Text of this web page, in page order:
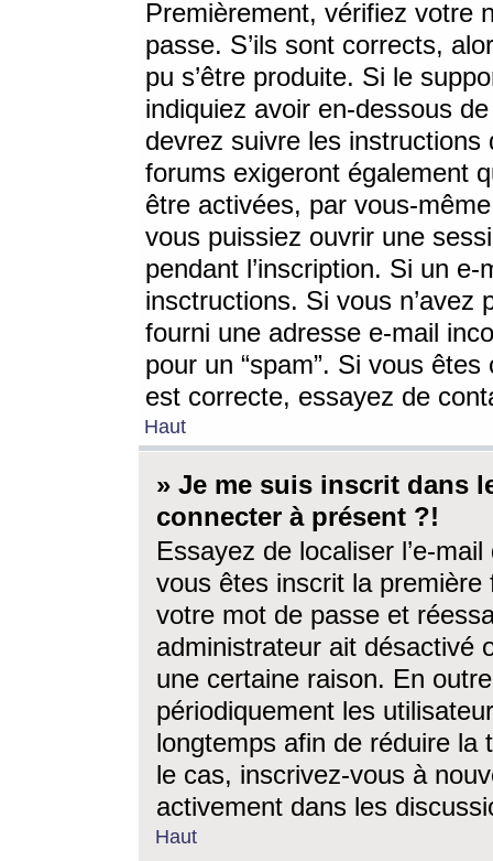
Premièrement, vérifiez votre
passe. S’ils sont corrects,
pu s’être produite. Si le
indiquiez avoir en-dessous
devrez suivre les
forums exigeront également
être activées, par vous-
vous puissiez ouvrir une
pendant l’inscription. Si un
insctructions. Si vous n’avez
fourni une adresse e-mail
pour un “spam”. Si vous
est correcte, essayez de
Haut
» Je me suis inscrit dans
connecter à présent ?!
Essayez de localiser l’e-
vous êtes inscrit la première
votre mot de passe et
administrateur ait désactivé
une certaine raison. En
périodiquement les
longtemps afin de réduire la
le cas, inscrivez-vous à
activement dans les
Haut